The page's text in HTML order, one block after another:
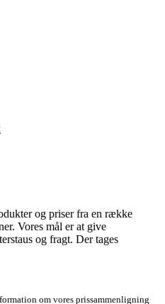
og priser fra en række
Vores mål er at give
og fragt. Der tages
om vores prissammenligning